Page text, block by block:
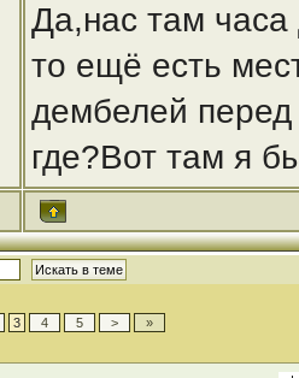
Да,нас там часа
то ещё есть
дембелей
где?Вот там я
3 4 5 > »